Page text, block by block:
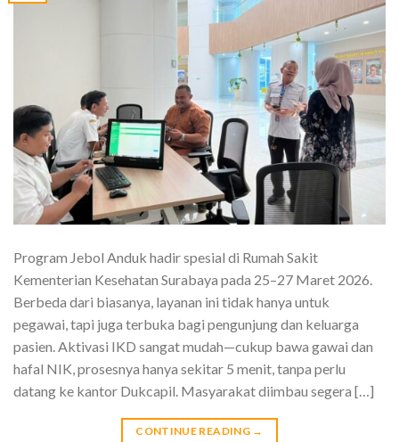
Program Jebol Anduk hadir spesial di Rumah Sakit
Kementerian Kesehatan Surabaya pada 25–27 Maret 2026.
Berbeda dari biasanya, layanan ini tidak hanya untuk
pegawai, tapi juga terbuka bagi pengunjung dan keluarga
pasien. Aktivasi IKD sangat mudah—cukup bawa gawai dan
hafal NIK, prosesnya hanya sekitar 5 menit, tanpa perlu
datang ke kantor Dukcapil. Masyarakat diimbau segera […]
CONTINUE READING →